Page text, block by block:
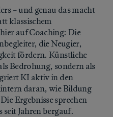
– und genau das macht
klassischem
auf Coaching: Die
die Neugier,
fördern. Künstliche
Bedrohung, sondern als
KI aktiv in den
daran, wie Bildung
Ergebnisse sprechen
seit Jahren bergauf.